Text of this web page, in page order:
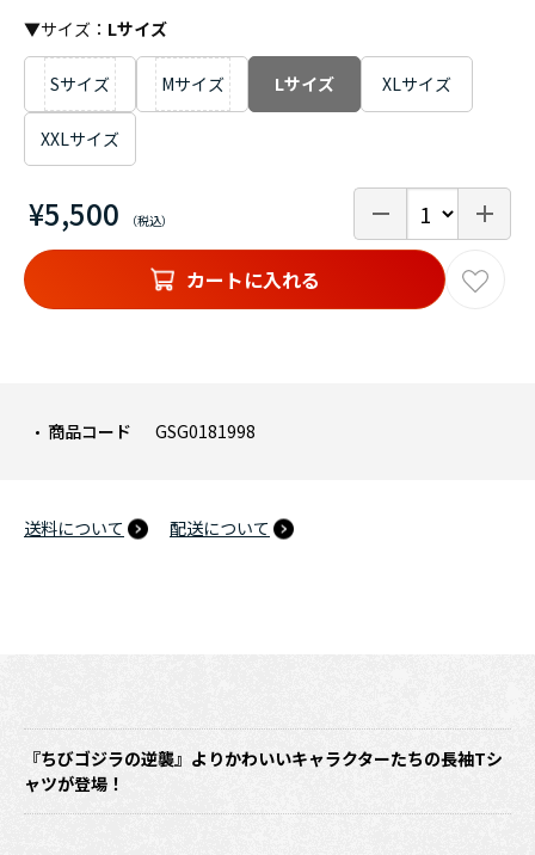
¥5,500
商品コード GSG0181998
送料について 配送について
▼サイズ： Lサイズ
Sサイズ Mサイズ Lサイズ XLサイズ
XXLサイズ
カートに入れる
『ちびゴジラの逆襲』よりかわいいキャラクターたちの長袖Tシ
ャツが登場！